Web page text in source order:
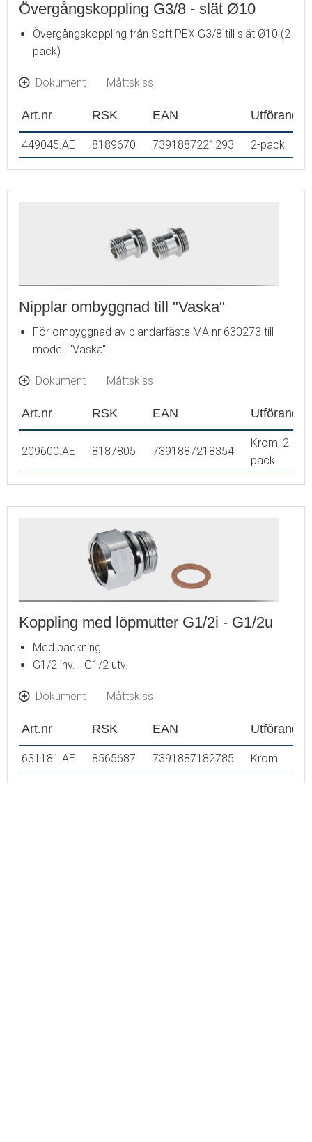
Övergångskoppling G3/8 - slät Ø10
Övergångskoppling från Soft PEX G3/8 till slät Ø10 (2
pack)
Dokument Måttskiss
Art.nr RSK EAN Utförande
449045.AE 8189670 7391887221293 2-pack
Nipplar ombyggnad till "Vaska"
För ombyggnad av blandarfäste MA nr 630273 till
modell "Vaska"
Dokument Måttskiss
Art.nr RSK EAN Utförande
209600.AE 8187805 7391887218354
Krom, 2-
pack
Koppling med löpmutter G1/2i - G1/2u
Med packning
G1/2 inv. - G1/2 utv.
Dokument Måttskiss
Art.nr RSK EAN Utförande
631181.AE 8565687 7391887182785 Krom